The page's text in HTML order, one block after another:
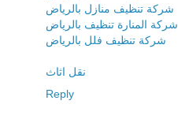
شركة تنظيف منازل بالرياض
شركة المنارة تنظيف بالرياض
شركة تنظيف فلل بالرياض
نقل اثاث
Reply